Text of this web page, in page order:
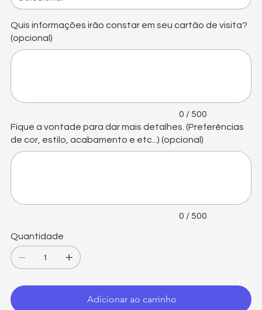
Quis informações irão constar em seu cartão de visita?
(opcional)
500
caracteres.
0 / 500
Fique a vontade para dar mais detalhes. (Preferências
de cor, estilo, acabamento e etc...) (opcional)
500
caracteres.
0 / 500
Quantidade
Adicionar ao carrinho